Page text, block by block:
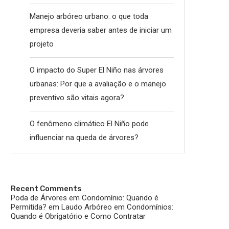
Manejo arbóreo urbano: o que toda
empresa deveria saber antes de iniciar um
projeto
O impacto do Super El Niño nas árvores
urbanas: Por que a avaliação e o manejo
preventivo são vitais agora?
O fenômeno climático El Niño pode
influenciar na queda de árvores?
Recent Comments
Poda de Árvores em Condomínio: Quando é
Permitida? em Laudo Arbóreo em Condomínios:
Quando é Obrigatório e Como Contratar